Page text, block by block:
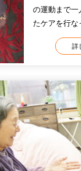
の運動まで一
たケアを行な
詳